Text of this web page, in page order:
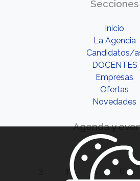
Secciones
Inicio
La Agencia
Candidatos/
DOCENTES
Empresas
Ofertas
Novedades
Agenda y
5